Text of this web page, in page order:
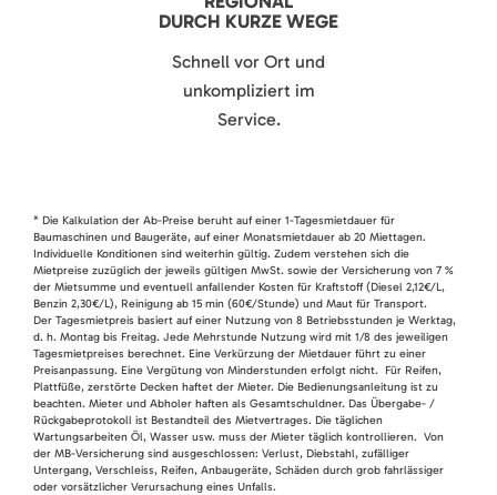
DURCH KURZE WEGE
Schnell vor Ort und
unkompliziert im
Service.
* Die Kalkulation der Ab-Preise beruht auf einer 1-Tagesmietdauer für
Baumaschinen und Baugeräte, auf einer Monatsmietdauer ab 20 Miettagen.
Individuelle Konditionen sind weiterhin gültig. Zudem verstehen sich die
Mietpreise zuzüglich der jeweils gültigen MwSt. sowie der Versicherung von 7 %
der Mietsumme und eventuell anfallender Kosten für Kraftstoff (Diesel 2,12€/L,
Benzin 2,30€/L), Reinigung ab 15 min (60€/Stunde) und Maut für Transport.
Der Tagesmietpreis basiert auf einer Nutzung von 8 Betriebsstunden je Werktag,
d. h. Montag bis Freitag. Jede Mehrstunde Nutzung wird mit 1/8 des jeweiligen
Tagesmietpreises berechnet. Eine Verkürzung der Mietdauer führt zu einer
Preisanpassung. Eine Vergütung von Minderstunden erfolgt nicht. Für Reifen,
Plattfüße, zerstörte Decken haftet der Mieter. Die Bedienungsanleitung ist zu
beachten. Mieter und Abholer haften als Gesamtschuldner. Das Übergabe- /
Rückgabeprotokoll ist Bestandteil des Mietvertrages. Die täglichen
Wartungsarbeiten Öl, Wasser usw. muss der Mieter täglich kontrollieren. Von
der MB-Versicherung sind ausgeschlossen: Verlust, Diebstahl, zufälliger
Untergang, Verschleiss, Reifen, Anbaugeräte, Schäden durch grob fahrlässiger
oder vorsätzlicher Verursachung eines Unfalls.